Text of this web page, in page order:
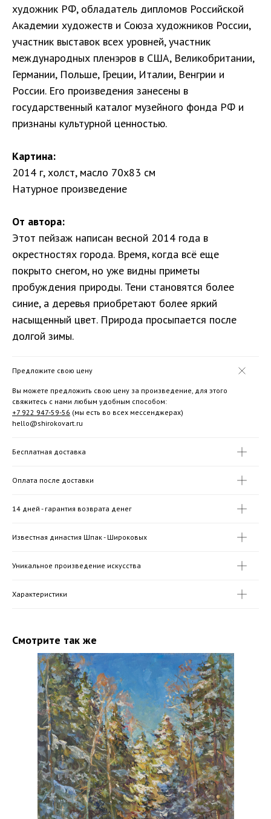
художник РФ, обладатель дипломов Российской
Академии художеств и Союза художников России,
участник выставок всех уровней, участник
международных пленэров в США, Великобритании,
Германии, Польше, Греции, Италии, Венгрии и
России. Его произведения занесены в
государственный каталог музейного фонда РФ и
признаны культурной ценностью.
Картина:
2014 г, холст, масло 70х83 см
Натурное произведение
От автора:
Этот пейзаж написан весной 2014 года в
окрестностях города. Время, когда всё еще
покрыто снегом, но уже видны приметы
пробуждения природы. Тени становятся более
синие, а деревья приобретают более яркий
насыщенный цвет. Природа просыпается после
долгой зимы.
Предложите свою цену
Вы можете предложить свою цену за произведение, для этого
свяжитесь с нами любым удобным способом:
+7 922 947-59-56 (мы есть во всех мессенджерах)
hello@shirokovart.ru
Бесплатная доставка
Оплата после доставки
14 дней - гарантия возврата денег
Известная династия Шпак - Широковых
Уникальное произведение искусства
Характеристики
Смотрите так же